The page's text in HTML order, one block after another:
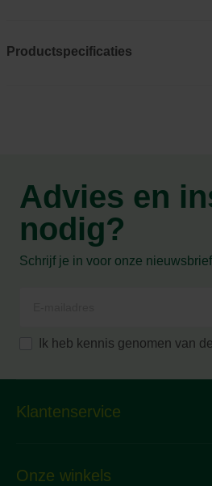
Productspecificaties
Advies en
nodig?
Schrijf je in voor onze nieuwsbrief
Ik heb kennis genomen van de
Klantenservice
Onze winkels